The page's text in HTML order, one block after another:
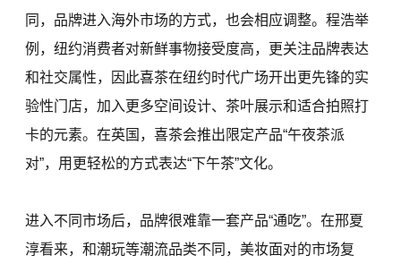
同，品牌进入海外市场的方式，也会相应调整。程浩举
例，纽约消费者对新鲜事物接受度高，更关注品牌表达
和社交属性，因此喜茶在纽约时代广场开出更先锋的实
验性门店，加入更多空间设计、茶叶展示和适合拍照打
卡的元素。在英国，喜茶会推出限定产品“午夜茶派
对”，用更轻松的方式表达“下午茶”文化。
进入不同市场后，品牌很难靠一套产品“通吃”。在邢夏
淳看来，和潮玩等潮流品类不同，美妆面对的市场复